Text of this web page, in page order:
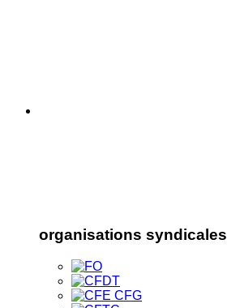
organisations syndicales